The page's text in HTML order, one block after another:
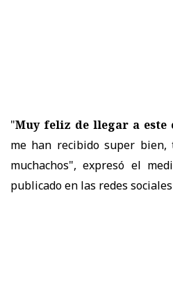
"Muy feliz de llegar a este
me han recibido super
muchachos", expresó el
publicado en las redes